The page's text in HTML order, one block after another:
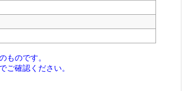
ものです。
ご確認ください。